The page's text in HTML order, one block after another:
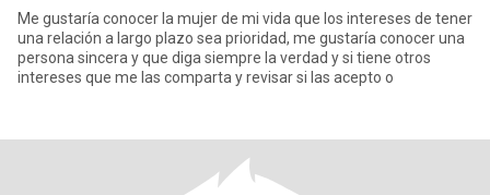
Me gustaría conocer la mujer de mi vida que los intereses de tener
una relación a largo plazo sea prioridad, me gustaría conocer una
persona sincera y que diga siempre la verdad y si tiene otros
intereses que me las comparta y revisar si las acepto o